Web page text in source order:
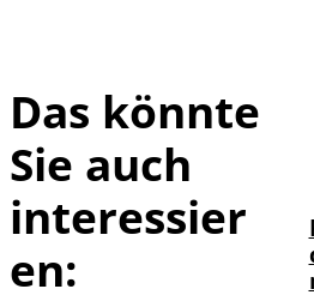
Das könnte
Sie auch
interessier
en: